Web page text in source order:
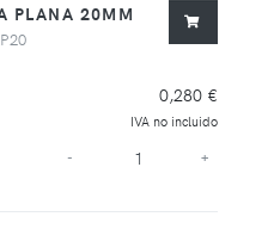
PLANA 20MM
0,280 €
IVA no incluido
- +